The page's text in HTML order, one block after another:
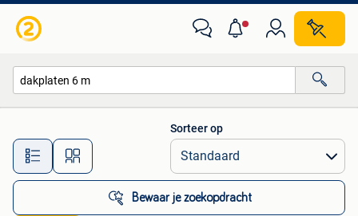
Alle afstanden…
Sorteer op
Bewaar je zoekopdracht